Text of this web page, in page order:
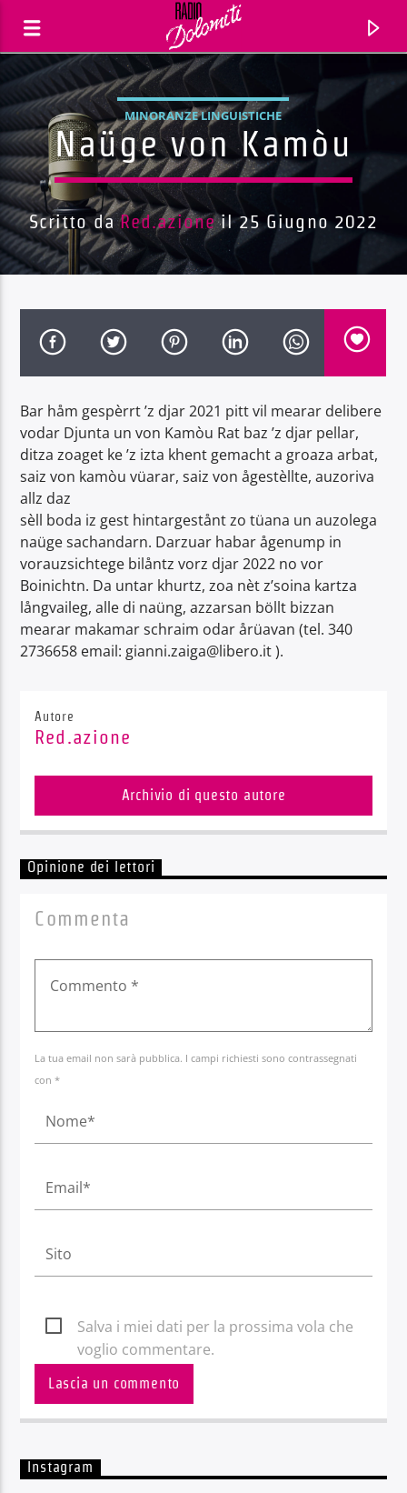
Traccia corrente
Titolo
Radio Dolomiti
MINORANZE LINGUISTICHE
Naüge von Kamòu
Scritto daRed.azioneil 25 Giugno 2022
Bar håm gespèrrt ’z djar 2021 pitt vil mearar delibere
vodar Djunta un von Kamòu Rat baz ’z djar pellar,
ditza zoaget ke ’z izta khent gemacht a groaza arbat,
saiz von kamòu vüarar, saiz von ågestèllte, auzoriva
allz daz
sèll boda iz gest hintargestånt zo tüana un auzolega
naüge sachandarn. Darzuar habar ågenump in
vorauzsichtege bilåntz vorz djar 2022 no vor
Boinichtn. Da untar khurtz, zoa nèt z’soina kartza
långvaileg, alle di naüng, azzarsan böllt bizzan
mearar makamar schraim odar årüavan (tel. 340
2736658 email: gianni.zaiga@libero.it ).
Autore
Red.azione
Archivio di questo autore
Opinione dei lettori
Commenta
La tua email non sarà pubblica. I campi richiesti sono contrassegnati
con *
Salva i miei dati per la prossima vola che
voglio commentare.
Instagram